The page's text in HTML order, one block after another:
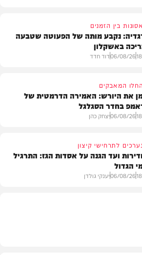
אסונות בין הזמנים
נקבע מותה של הפעוטה שטבעה
באשקלון
06/08/26דוד חדד
החלו המאבקים
את היורש: האמירה הדרמטית של
בחדר הסגלגל
06/08/26יצחק כהן
לתרחישי קיצון
ועד הגנה על אסדות הגז: התרגיל
הגדול
06/08/26יענקי גולדן